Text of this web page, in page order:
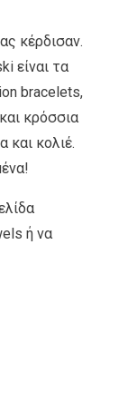
κέρδισαν.
είναι τα
bracelets,
κρόσσια
και κολιέ.
ή να